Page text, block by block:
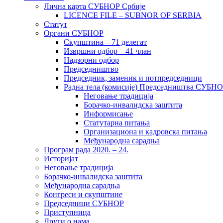
Лична карта СУБНОР Србије
LICENCE FILE – SUBNOR OF SERBIA
Статут
Органи СУБНОР
Скупштина – 71 делегат
Извршни одбор – 41 члан
Надзорни одбор
Председништво
Председник, заменик и потпредседници
Радна тела (комисије) Председништва
Неговање традиција
Борачко-инвалидска заштита
Информисање
Статутарна питања
Организациона и кадровска питања
Међународна сарадња
Програм рада 2020. – 24.
Историјат
Неговање традиција
Борачко-инвалидска заштита
Међународна сарадња
Конгреси и скупштине
Председници СУБНОР
Приступница